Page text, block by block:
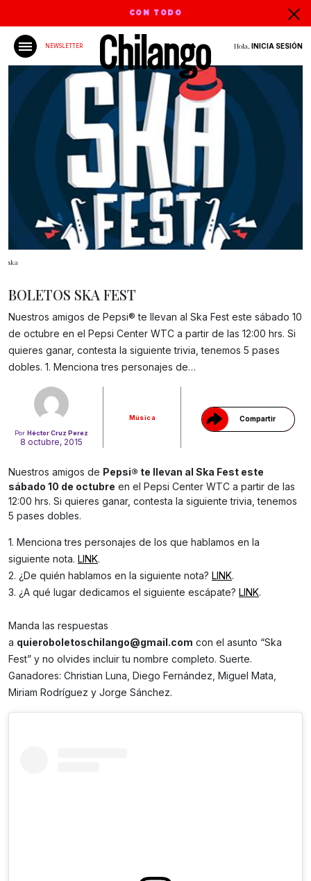
CON TODO
NEWSLETTER Hola, INICIA SESIÓN
ska
PorHéctor Cruz Perez
8 octubre, 2015
Música Compartir
Gracias!
BOLETOS SKA FEST
Nuestros amigos de Pepsi® te llevan al Ska Fest este sábado 10
de octubre en el Pepsi Center WTC a partir de las 12:00 hrs. Si
quieres ganar, contesta la siguiente trivia, tenemos 5 pases
dobles. 1. Menciona tres personajes de…
Nuestros amigos de Pepsi® te llevan al Ska Fest este
sábado 10 de octubre en el Pepsi Center WTC a partir de las
12:00 hrs. Si quieres ganar, contesta la siguiente trivia, tenemos
5 pases dobles.
1. Menciona tres personajes de los que hablamos en la
siguiente nota. LINK.
2. ¿De quién hablamos en la siguiente nota? LINK.
3. ¿A qué lugar dedicamos el siguiente escápate? LINK.
Manda las respuestas
a quieroboletoschilango@gmail.com con el asunto “Ska
Fest” y no olvides incluir tu nombre completo. Suerte.
Ganadores: Christian Luna, Diego Fernández, Miguel Mata,
Miriam Rodríguez y Jorge Sánchez.